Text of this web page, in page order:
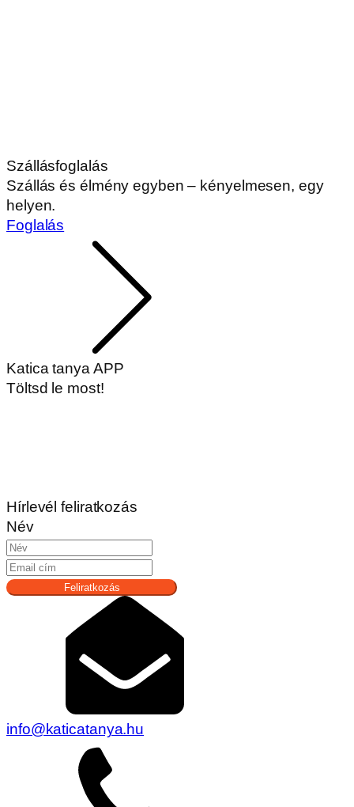
Szállásfoglalás
Szállás és élmény egyben – kényelmesen, egy
helyen.
Foglalás
Katica tanya APP
Töltsd le most!
Hírlevél feliratkozás
Név
Feliratkozás
info@katicatanya.hu